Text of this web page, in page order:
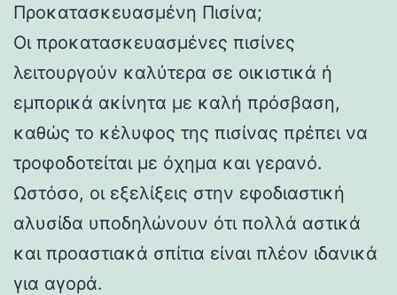
Προκατασκευασμένη Πισίνα;
Οι προκατασκευασμένες πισίνες
λειτουργούν καλύτερα σε οικιστικά ή
εμπορικά ακίνητα με καλή πρόσβαση,
καθώς το κέλυφος της πισίνας πρέπει να
τροφοδοτείται με όχημα και γερανό.
Ωστόσο, οι εξελίξεις στην εφοδιαστική
αλυσίδα υποδηλώνουν ότι πολλά αστικά
και προαστιακά σπίτια είναι πλέον ιδανικά
για αγορά.